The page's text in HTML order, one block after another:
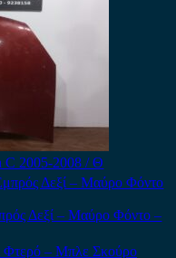
C 2005-2008 / Θ
Δεξί – Μαύρο Φόντο –